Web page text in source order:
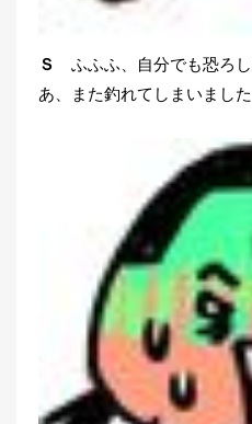
Ｓ
ふふふ、自分でも恐ろ
あ、また釣れてしまいまし